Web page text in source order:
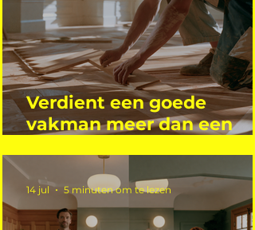
Verdient een goede
vakman meer dan een
14 jul 5 minuten om te lezen